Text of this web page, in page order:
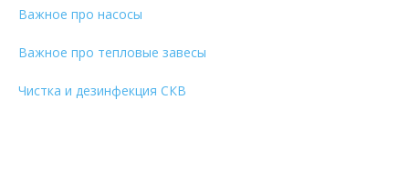
Важное про насосы
Важное про тепловые завесы
Чистка и дезинфекция СКВ